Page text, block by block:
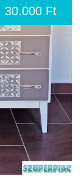
30.000 Ft